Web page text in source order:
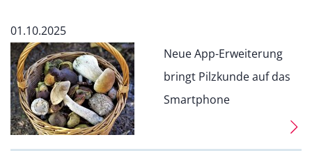
01.10.2025
Neue App-Erweiterung
bringt Pilzkunde auf das
Smartphone